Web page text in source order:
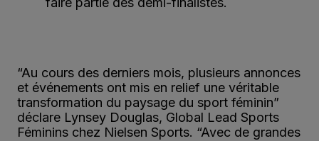
“Au cours des derniers mois, plusieurs annonces
et événements ont mis en relief une véritable
transformation du paysage du sport féminin”
déclare Lynsey Douglas, Global Lead Sports
Féminins chez Nielsen Sports. “Avec de grandes